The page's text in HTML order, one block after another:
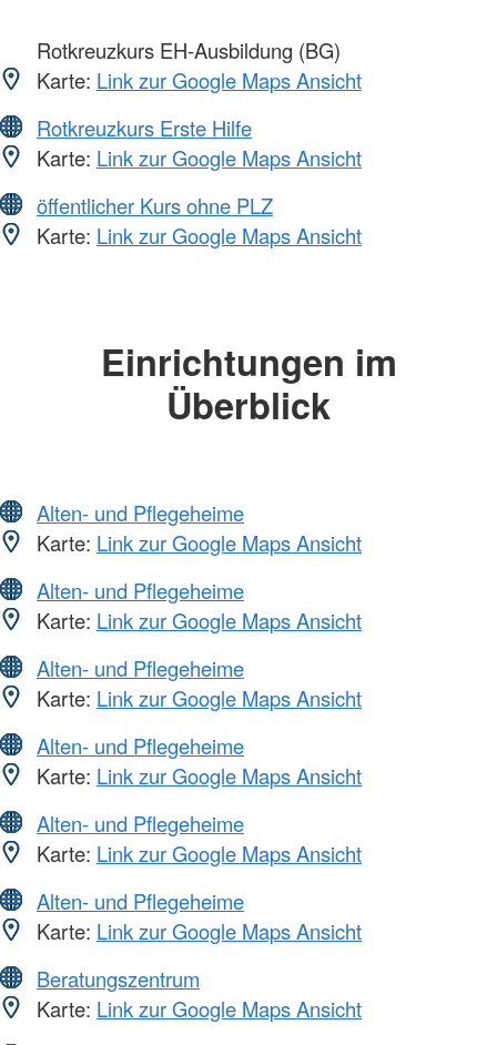
Rotkreuzkurs EH-Ausbildung (BG)
Karte: Link zur Google Maps Ansicht
Rotkreuzkurs Erste Hilfe
Karte: Link zur Google Maps Ansicht
öffentlicher Kurs ohne PLZ
Karte: Link zur Google Maps Ansicht
Einrichtungen im
Überblick
Alten- und Pflegeheime
Karte: Link zur Google Maps Ansicht
Alten- und Pflegeheime
Karte: Link zur Google Maps Ansicht
Alten- und Pflegeheime
Karte: Link zur Google Maps Ansicht
Alten- und Pflegeheime
Karte: Link zur Google Maps Ansicht
Alten- und Pflegeheime
Karte: Link zur Google Maps Ansicht
Alten- und Pflegeheime
Karte: Link zur Google Maps Ansicht
Beratungszentrum
Karte: Link zur Google Maps Ansicht